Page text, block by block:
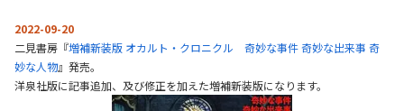
2022-09-20
二見書房『増補新装版 オカルト・クロニクル 奇妙な事件 奇妙な出来事 奇
妙な人物』発売。
洋泉社版に記事追加、及び修正を加えた増補新装版になります。